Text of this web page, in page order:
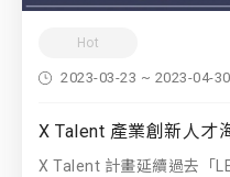
Hot
2023-03-23 ~ 2023-04-30
X Talent 計畫延續過去「